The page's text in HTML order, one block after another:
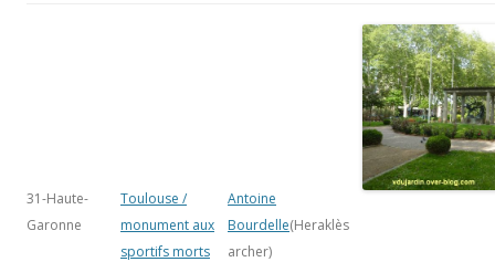
31-Haute-
Garonne
Toulouse /
monument aux
sportifs morts
Antoine
Bourdelle(Heraklès
archer)